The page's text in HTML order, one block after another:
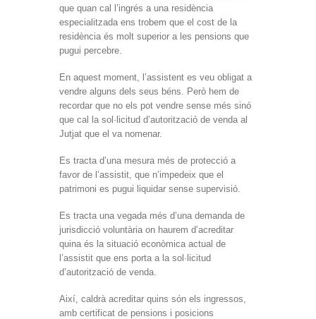
que quan cal l’ingrés a una residència
especialitzada ens trobem que el cost de la
residència és molt superior a les pensions que
pugui percebre.
En aquest moment, l’assistent es veu obligat a
vendre alguns dels seus béns. Però hem de
recordar que no els pot vendre sense més sinó
que cal la sol·licitud d’autorització de venda al
Jutjat que el va nomenar.
Es tracta d’una mesura més de protecció a
favor de l’assistit, que n’impedeix que el
patrimoni es pugui liquidar sense supervisió.
Es tracta una vegada més d’una demanda de
jurisdicció voluntària on haurem d’acreditar
quina és la situació econòmica actual de
l’assistit que ens porta a la sol·licitud
d’autorització de venda.
Així, caldrà acreditar quins són els ingressos,
amb certificat de pensions i posicions